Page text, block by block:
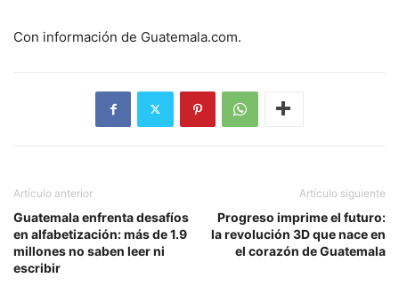
Con información de Guatemala.com.
Artículo anterior
Guatemala enfrenta desafíos
en alfabetización: más de 1.9
millones no saben leer ni
escribir
Artículo siguiente
Progreso imprime el futuro:
la revolución 3D que nace en
el corazón de Guatemala